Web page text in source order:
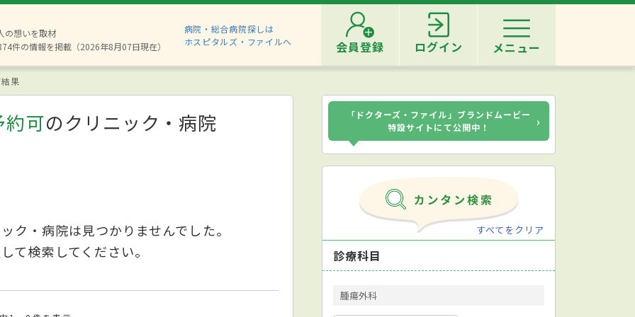
の想いを取材
件の情報を掲載（2026年8月07日現在）
病院・総合病院探しは
ホスピタルズ・ファイルへ
会員登録 ログイン メニュー
果
約可のクリニック・病院
ク・病院は見つかりませんでした。
て検索してください。
「ドクターズ・ファイル」ブランドムービー
特設サイトにて公開中！
›
すべてをクリア
診療科目
腫瘍外科